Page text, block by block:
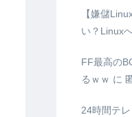
【嫌儲
い？Linux
FF最高の
るｗｗ に
24時間テ